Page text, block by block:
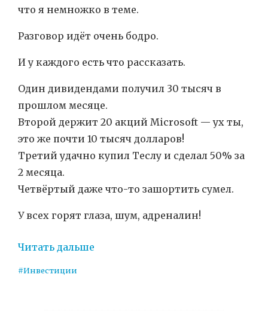
что я немножко в теме.
Разговор идёт очень бодро.
И у каждого есть что рассказать.
Один дивидендами получил 30 тысяч в
прошлом месяце.
Второй держит 20 акций Microsoft — ух ты,
это же почти 10 тысяч долларов!
Третий удачно купил Теслу и сделал 50% за
2 месяца.
Четвёртый даже что-то зашортить сумел.
У всех горят глаза, шум, адреналин!
Читать дальше
#Инвестиции